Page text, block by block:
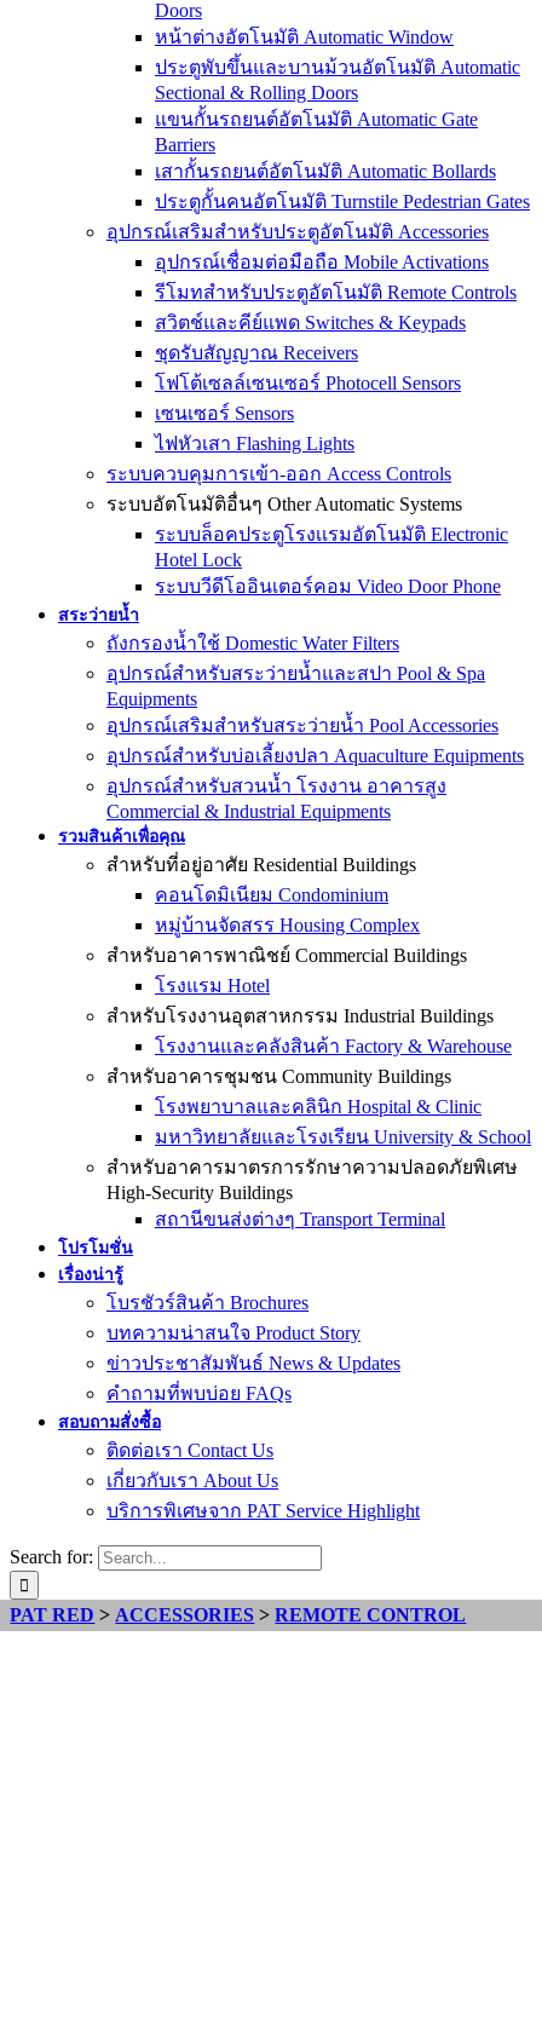
Doors
หน้าต่างอัตโนมัติ Automatic Window
ประตูพับขึ้นและบานม้วนอัตโนมัติ Automatic
Sectional & Rolling Doors
แขนกั้นรถยนต์อัตโนมัติ Automatic Gate
Barriers
เสากั้นรถยนต์อัตโนมัติ Automatic Bollards
ประตูกั้นคนอัตโนมัติ Turnstile Pedestrian Gates
อุปกรณ์เสริมสำหรับประตูอัตโนมัติ Accessories
อุปกรณ์เชื่อมต่อมือถือ Mobile Activations
รีโมทสำหรับประตูอัตโนมัติ Remote Controls
สวิตช์และคีย์แพด Switches & Keypads
ชุดรับสัญญาณ Receivers
โฟโต้เซลล์เซนเซอร์ Photocell Sensors
เซนเซอร์ Sensors
ไฟหัวเสา Flashing Lights
ระบบควบคุมการเข้า-ออก Access Controls
ระบบอัตโนมัติอื่นๆ Other Automatic Systems
ระบบล็อคประตูโรงเเรมอัตโนมัติ Electronic
Hotel Lock
ระบบวีดีโออินเตอร์คอม Video Door Phone
สระว่ายน้ำ
ถังกรองน้ำใช้ Domestic Water Filters
อุปกรณ์สำหรับสระว่ายน้ำและสปา Pool & Spa
Equipments
อุปกรณ์เสริมสำหรับสระว่ายน้ำ Pool Accessories
อุปกรณ์สำหรับบ่อเลี้ยงปลา Aquaculture Equipments
อุปกรณ์สำหรับสวนน้ำ โรงงาน อาคารสูง
Commercial & Industrial Equipments
รวมสินค้าเพื่อคุณ
สำหรับที่อยู่อาศัย Residential Buildings
คอนโดมิเนียม Condominium
หมู่บ้านจัดสรร Housing Complex
สำหรับอาคารพาณิชย์ Commercial Buildings
โรงแรม Hotel
สำหรับโรงงานอุตสาหกรรม Industrial Buildings
โรงงานและคลังสินค้า Factory & Warehouse
สำหรับอาคารชุมชน Community Buildings
โรงพยาบาลและคลินิก Hospital & Clinic
มหาวิทยาลัยและโรงเรียน University & School
สำหรับอาคารมาตรการรักษาความปลอดภัยพิเศษ
High-Security Buildings
สถานีขนส่งต่างๆ Transport Terminal
โปรโมชั่น
เรื่องน่ารู้
โบรชัวร์สินค้า Brochures
บทความน่าสนใจ Product Story
ข่าวประชาสัมพันธ์ News & Updates
คำถามที่พบบ่อย FAQs
สอบถามสั่งซื้อ
ติดต่อเรา Contact Us
เกี่ยวกับเรา About Us
บริการพิเศษจาก PAT Service Highlight
Search for:
PAT RED > ACCESSORIES >REMOTE CONTROL